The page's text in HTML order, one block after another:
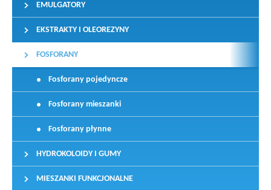
EMULGATORY
EKSTRAKTY I OLEOREZYNY
FOSFORANY
Fosforany pojedyncze
Fosforany mieszanki
Fosforany płynne
HYDROKOLOIDY I GUMY
MIESZANKI FUNKCJONALNE